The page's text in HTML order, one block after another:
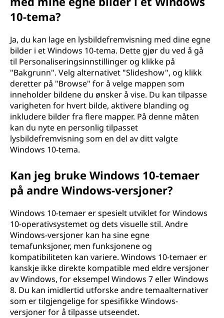
10-tema?
Ja, du kan lage en lysbildefremvisning med dine egne
bilder i et Windows 10-tema. Dette gjør du ved å gå
til Personaliseringsinnstillinger og klikke på
"Bakgrunn". Velg alternativet "Slideshow", og klikk
deretter på "Browse" for å velge mappen som
inneholder bildene du ønsker å vise. Du kan tilpasse
varigheten for hvert bilde, aktivere blanding og
inkludere bilder fra flere mapper. På denne måten
kan du nyte en personlig tilpasset
lysbildefremvisning som en del av ditt valgte
Windows 10-tema.
Kan jeg bruke Windows 10-temaer
på andre Windows-versjoner?
Windows 10-temaer er spesielt utviklet for Windows
10-operativsystemet og dets visuelle stil. Andre
Windows-versjoner kan ha sine egne
temafunksjoner, men funksjonene og
kompatibiliteten kan variere. Windows 10-temaer er
kanskje ikke direkte kompatible med eldre versjoner
av Windows, for eksempel Windows 7 eller Windows
8. Du kan imidlertid utforske andre temaalternativer
som er tilgjengelige for spesifikke Windows-
versjoner for å tilpasse utseendet.